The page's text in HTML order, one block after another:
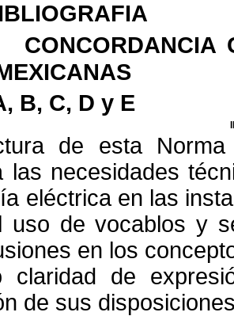
CONCORDANCIA
B, C, D y E
de esta
las necesidades
eléctrica en las
uso de vocablos y
en los
claridad de
de sus